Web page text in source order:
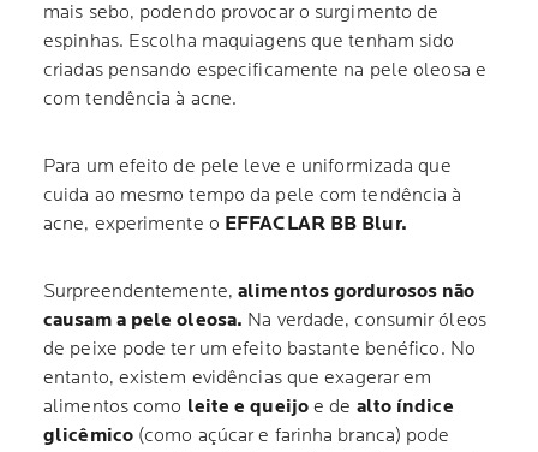
mais sebo, podendo provocar o surgimento de
espinhas. Escolha maquiagens que tenham sido
criadas pensando especificamente na pele oleosa e
com tendência à acne.
Para um efeito de pele leve e uniformizada que
cuida ao mesmo tempo da pele com tendência à
acne, experimente o EFFACLAR BB Blur.
Surpreendentemente, alimentos gordurosos não
causam a pele oleosa. Na verdade, consumir óleos
de peixe pode ter um efeito bastante benéfico. No
entanto, existem evidências que exagerar em
alimentos como leite e queijoe de alto índice
glicêmico(como açúcar e farinha branca) pode